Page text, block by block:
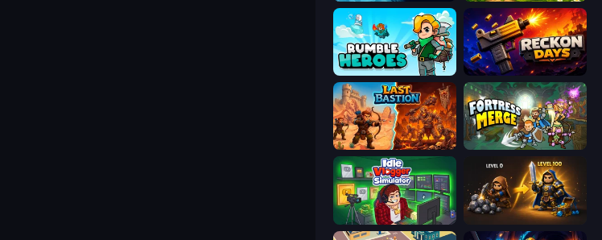
Rumble Heroes Reckon Days
Last Bastion Fortress Merge
Idle Vlogger Simulator Gothic Story RPG